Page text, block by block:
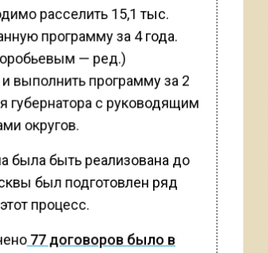
расселить 15,1 тыс.
программу за 4 года.
— ред.)
выполнить программу за 2
губернатора с руководящим
округов.
была быть реализована до
был подготовлен ряд
процесс.
77 договоров было в